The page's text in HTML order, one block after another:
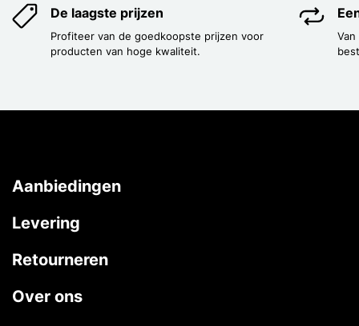
De laagste prijzen
Profiteer van de goedkoopste prijzen voor
producten van hoge kwaliteit.
Aanbiedingen
Levering
Retourneren
Over ons